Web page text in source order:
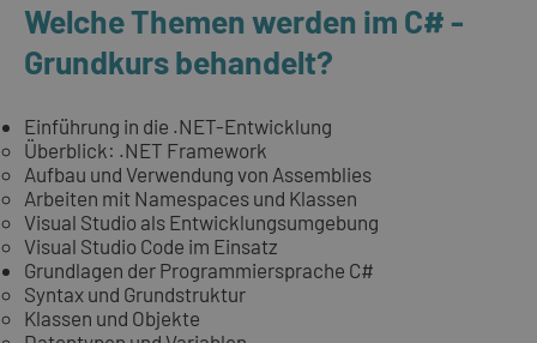
Welche Themen werden im C# -
Grundkurs behandelt?
Einführung in die .NET-Entwicklung
Überblick: .NET Framework
Aufbau und Verwendung von Assemblies
Arbeiten mit Namespaces und Klassen
Visual Studio als Entwicklungsumgebung
Visual Studio Code im Einsatz
Grundlagen der Programmiersprache C#
Syntax und Grundstruktur
Klassen und Objekte